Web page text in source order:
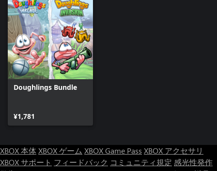
Doughlings Bundle
¥1,781
XBOX 本体XBOX ゲーム XBOX Game Pass XBOX アクセサリ
XBOX サポート フィードバック コミュニティ規定 感光性発作